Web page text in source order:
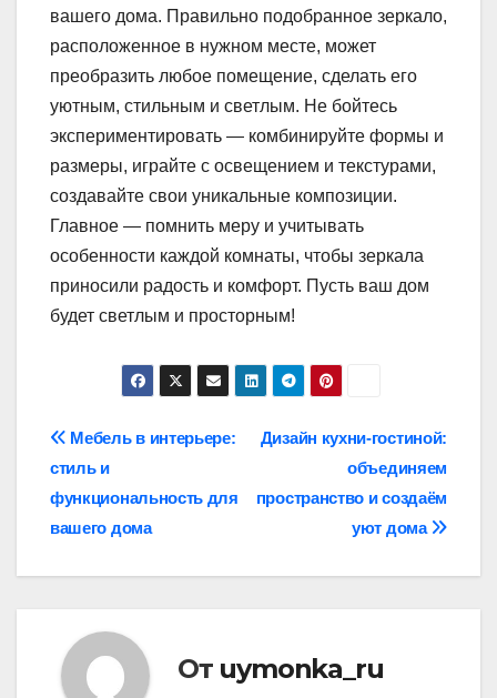
вашего дома. Правильно подобранное зеркало,
расположенное в нужном месте, может
преобразить любое помещение, сделать его
уютным, стильным и светлым. Не бойтесь
экспериментировать — комбинируйте формы и
размеры, играйте с освещением и текстурами,
создавайте свои уникальные композиции.
Главное — помнить меру и учитывать
особенности каждой комнаты, чтобы зеркала
приносили радость и комфорт. Пусть ваш дом
будет светлым и просторным!
Навигация
по
записям
Дизайн кухни-гостиной:
объединяем
пространство и создаём
уют дома
Мебель в интерьере:
стиль и
функциональность для
вашего дома
От uymonka_ru